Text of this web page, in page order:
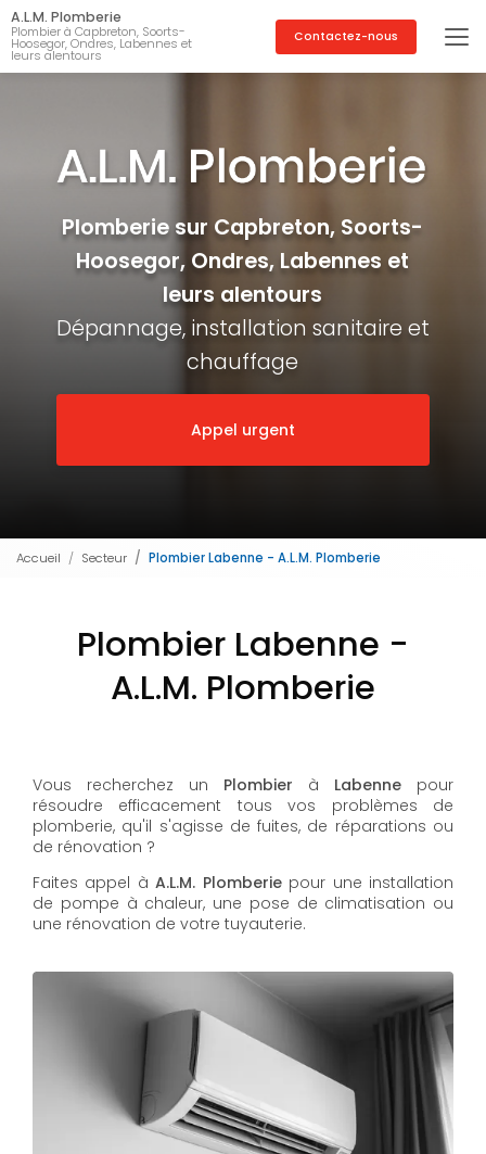
Aller
au
contenu
principal
A.L.M. Plomberie
Plombier à Capbreton, Soorts-
Hoosegor, Ondres, Labennes et
leurs alentours
Contactez-nous
Plomberie sur Capbreton, Soorts-
Hoosegor, Ondres, Labennes et
leurs alentours
Dépannage, installation sanitaire et
chauffage
Appel urgent
Accueil Secteur Plombier Labenne - A.L.M. Plomberie
Plombier Labenne -
A.L.M. Plomberie
Vous recherchez un Plombier à Labenne pour
résoudre efficacement tous vos problèmes de
plomberie, qu'il s'agisse de fuites, de réparations ou
de rénovation ?
Faites appel àA.L.M. Plomberiepour une installation
de pompe à chaleur, une pose de climatisation ou
une rénovation de votre tuyauterie.